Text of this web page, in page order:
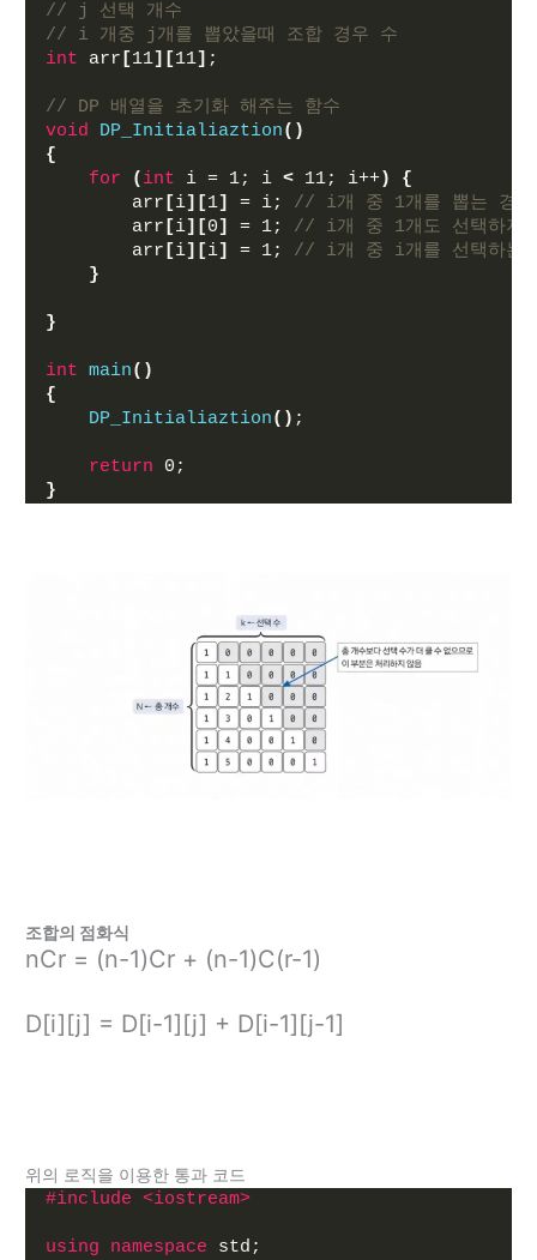
// j 선택 개수
// i 개중 j개를 뽑았을때 조합 경우 수
int arr [11][11] ;
// DP 배열을 초기화 해주는 함수
void
DP_Initialiaztion()
{
for
( int i = 1; i < 11; i++)
{
        arr
[i][1] = i; // i개 중 1개를 뽑는 경
        arr
[i][0] = 1; // i개 중 1개도 선택하지
        arr
[i][i] = 1; // i개 중 i개를 선택하는
}
}
int main()
{
DP_Initialiaztion() ;
return 0;
}
조합의 점화식
nCr = (n-1)Cr + (n-1)C(r-1)
D[i][j] = D[i-1][j] + D[i-1][j-1]
위의 로직을 이용한 통과 코드
#include <iostream>
using namespace std;